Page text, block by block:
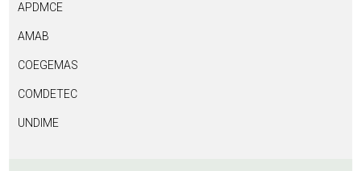
APDMCE
AMAB
COEGEMAS
COMDETEC
UNDIME